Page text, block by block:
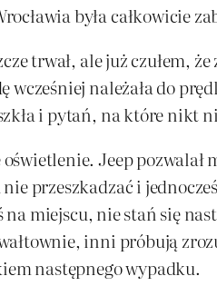
była całkowicie
trwał, ale już czułem,
wcześniej należała do
i pytań, na które nikt
oświetlenie. Jeep
przeszkadzać i
na miejscu, nie stań się
inni próbują
następnego wypadku.